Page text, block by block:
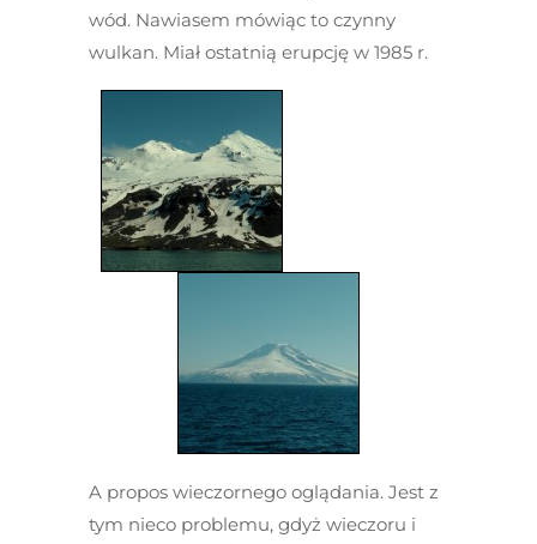
wód. Nawiasem mówiąc to czynny
wulkan. Miał ostatnią erupcję w 1985 r.
A propos wieczornego oglądania. Jest z
tym nieco problemu, gdyż wieczoru i